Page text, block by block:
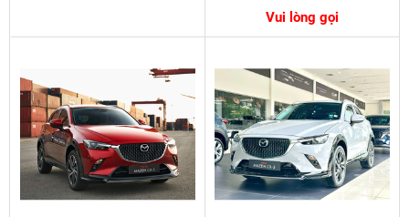
Vui lòng gọi